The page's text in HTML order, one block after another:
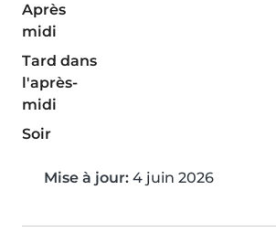
Après
midi
Tard dans
l'après-
midi
Soir
Mise à jour: 4 juin 2026